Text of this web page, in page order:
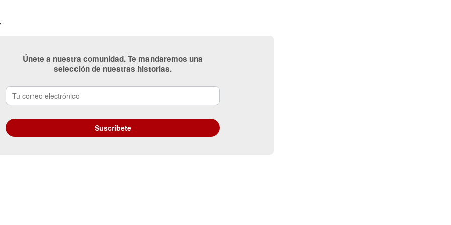
Únete a nuestra comunidad. Te mandaremos una
selección de nuestras historias.